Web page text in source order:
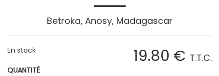
Betroka, Anosy, Madagascar
19.80 € T.T.C.
En stock
QUANTITÉ